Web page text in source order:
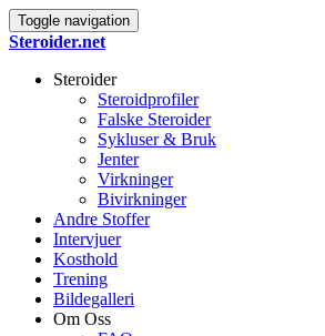
Toggle navigation
Steroider.net
Steroider
Steroidprofiler
Falske Steroider
Sykluser & Bruk
Jenter
Virkninger
Bivirkninger
Andre Stoffer
Intervjuer
Kosthold
Trening
Bildegalleri
Om Oss